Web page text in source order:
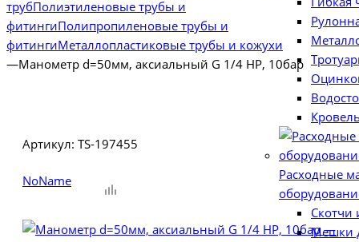
Расходные
Скотчи
Мешки
трубПолиэтиленовые трубы и
фитингиПолипропиленовые трубы и
фитингиМеталлопластиковые трубы и кожухи
—Манометр d=50мм, аксиальный G 1/4 НР, 10бар
Артикул: TS-197455
NoName